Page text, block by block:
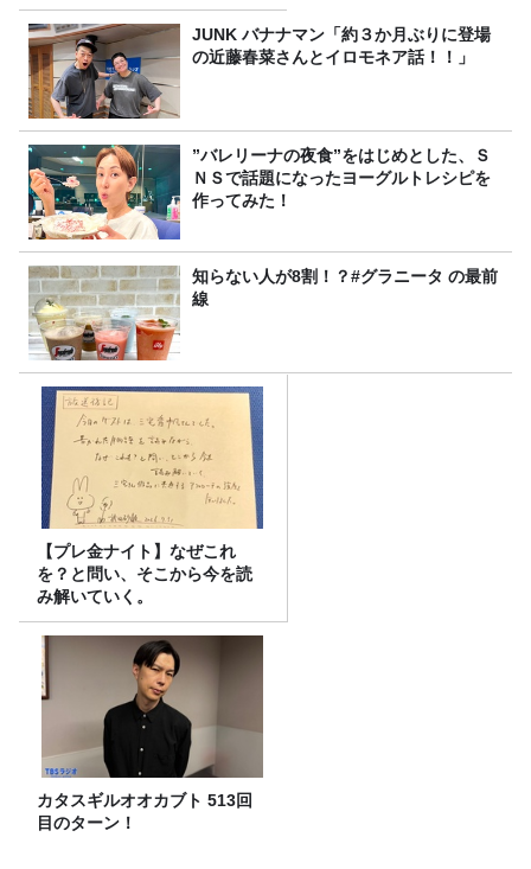
JUNK バナナマン「約３か月ぶりに登場
の近藤春菜さんとイロモネア話！！」
”バレリーナの夜食”をはじめとした、Ｓ
ＮＳで話題になったヨーグルトレシピを
作ってみた！
知らない人が8割！？#グラニータ の最前
線
【プレ金ナイト】なぜこれ
を？と問い、そこから今を読
み解いていく。
カタスギルオオカブト 513回
目のターン！